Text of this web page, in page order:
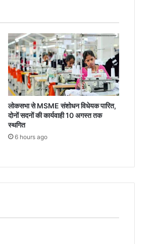
लोकसभा से MSME संशोधन विधेयक पारित,
दोनों सदनों की कार्यवाही 10 अगस्त तक
स्थगित
6 hours ago